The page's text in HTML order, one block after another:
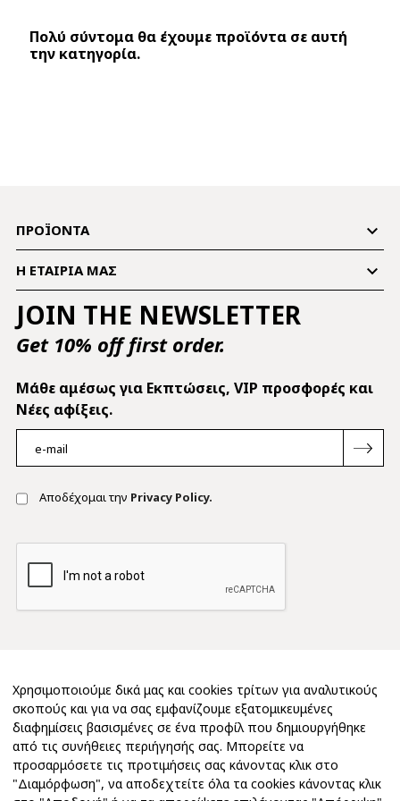
Πολύ σύντομα θα έχουμε προϊόντα σε αυτή
την κατηγορία.
ΠΡΟΪΌΝΤΑ 
Η ΕΤΑΙΡΊΑ ΜΑΣ 
JOIN THE NEWSLETTER
Get 10% off first order.
Mάθε αμέσως για Εκπτώσεις, VIP προσφορές και
Νέες αφίξεις.
Αποδέχομαι την Privacy Policy.
Χρησιμοποιούμε δικά μας και cookies τρίτων για αναλυτικούς
σκοπούς και για να σας εμφανίζουμε εξατομικευμένες
διαφημίσεις βασισμένες σε ένα προφίλ που δημιουργήθηκε
από τις συνήθειες περιήγησής σας. Μπορείτε να
προσαρμόσετε τις προτιμήσεις σας κάνοντας κλικ στο
"Διαμόρφωση", να αποδεχτείτε όλα τα cookies κάνοντας κλικ